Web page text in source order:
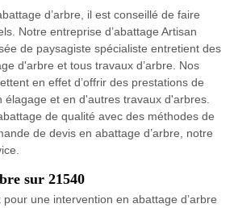
d’arbre, il est conseillé de faire
Notre entreprise d’abattage Artisan
de paysagiste spécialiste entretient des
d'arbre et tous travaux d’arbre. Nos
en effet d’offrir des prestations de
et en d'autres travaux d'arbres.
de qualité avec des méthodes de
de devis en abattage d’arbre, notre
sur 21540
une intervention en abattage d’arbre